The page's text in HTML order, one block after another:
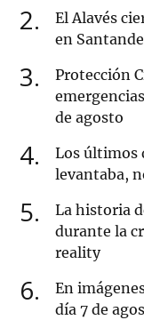
2
El Alavés
en
3
Protección
de agosto
4
Los últimos
levantaba,
5
La historia
durante la
reality
6
En
día 7 de